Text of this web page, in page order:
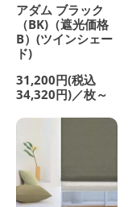
アダム ブラック
（BK)（遮光価格
B）(ツインシェー
ド)
31,200円(税込
34,320円)／枚～